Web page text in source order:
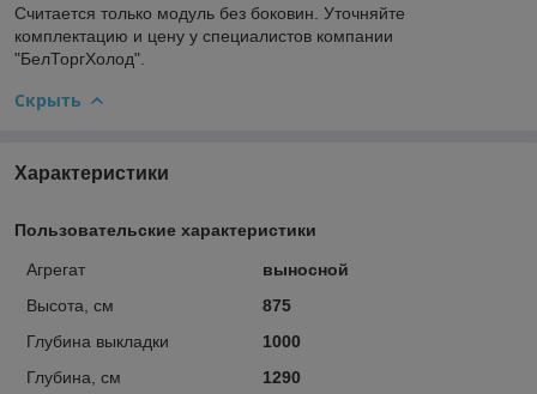
Считается только модуль без боковин. Уточняйте
комплектацию и цену у специалистов компании
"БелТоргХолод".
Скрыть
Характеристики
Пользовательские характеристики
Агрегат
выносной
Высота, см
875
Глубина выкладки
1000
Глубина, см
1290